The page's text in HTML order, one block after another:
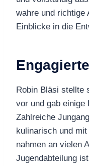
wahre und richtige
Einblicke in die
Robin Bläsi stellte
vor und gab einige
Zahlreiche
kulinarisch und
nahmen an vielen
Jugendabteilung